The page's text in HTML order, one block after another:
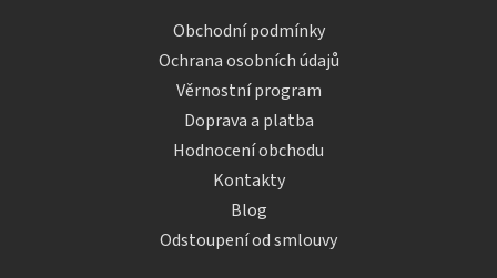
Obchodní podmínky
Ochrana osobních údajů
Věrnostní program
Doprava a platba
Hodnocení obchodu
Kontakty
Blog
Odstoupení od smlouvy